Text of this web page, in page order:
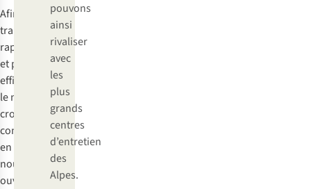
Afin de
traiter plus
rapidement
et plus
efficacement
le nombre
croissant de
commandes
en ligne,
nous
ouvrons un
pouvons
ainsi
rivaliser
avec
les
plus
grands
centres
d’entretien
des
Alpes.